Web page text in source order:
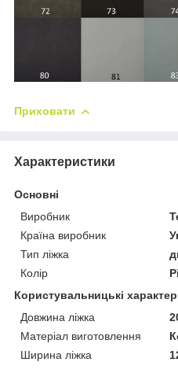
Приховати
Характеристики
Основні
Виробник
Країна виробник
Тип ліжка
Колір
Користувальницькі
Довжина ліжка
Матеріал виготовлення
Ширина ліжка